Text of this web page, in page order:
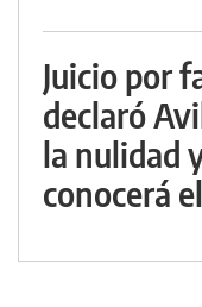
Juicio por
declaró
la nulidad
conocerá